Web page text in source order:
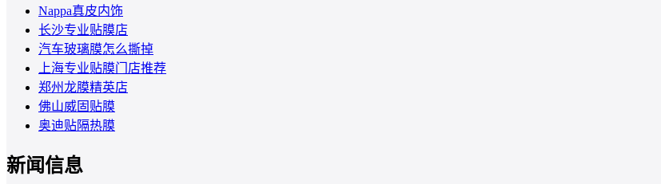
Nappa真皮内饰
长沙专业贴膜店
汽车玻璃膜怎么撕掉
上海专业贴膜门店推荐
郑州龙膜精英店
佛山威固贴膜
奥迪贴隔热膜
新闻信息